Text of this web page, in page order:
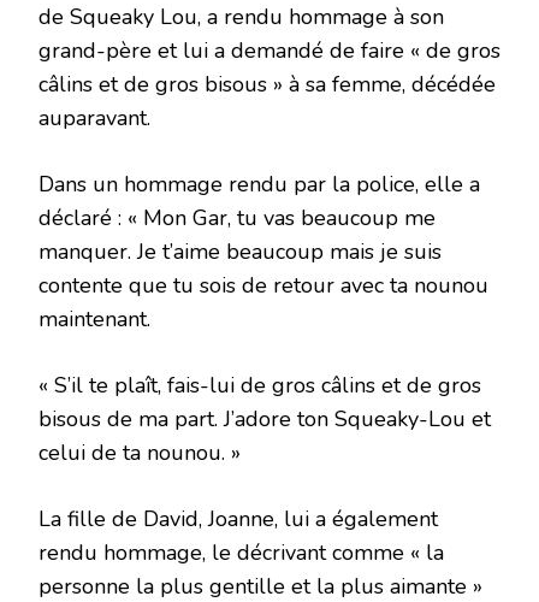
de Squeaky Lou, a rendu hommage à son
grand-père et lui a demandé de faire « de gros
câlins et de gros bisous » à sa femme, décédée
auparavant.
Dans un hommage rendu par la police, elle a
déclaré : « Mon Gar, tu vas beaucoup me
manquer. Je t’aime beaucoup mais je suis
contente que tu sois de retour avec ta nounou
maintenant.
« S’il te plaît, fais-lui de gros câlins et de gros
bisous de ma part. J’adore ton Squeaky-Lou et
celui de ta nounou. »
La fille de David, Joanne, lui a également
rendu hommage, le décrivant comme « la
personne la plus gentille et la plus aimante »